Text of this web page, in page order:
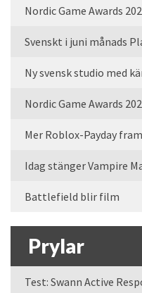
Nordic Game Awards
Svenskt i juni månads
Ny svensk studio med
Nordic Game Awards
Mer Roblox-Payday
Idag stänger Vampire
Battlefield blir film
Prylar
Test: Swann Active